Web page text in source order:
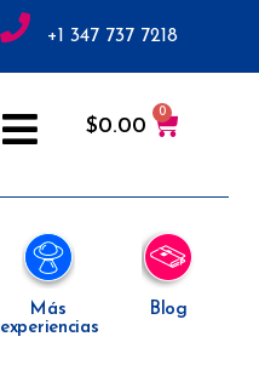
+1 347 737 7218
$0.00
Más
experiencias
Blog